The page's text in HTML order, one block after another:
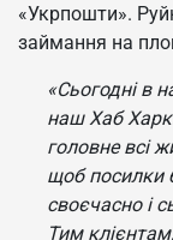
«Укрпошти».
займання на
«Сьогодні в
наш Хаб
головне всі
щоб посилки
своєчасно і
Тим